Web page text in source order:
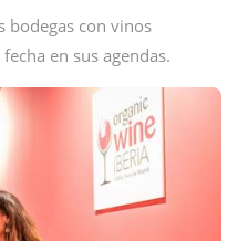
bodegas con vinos
en sus agendas.